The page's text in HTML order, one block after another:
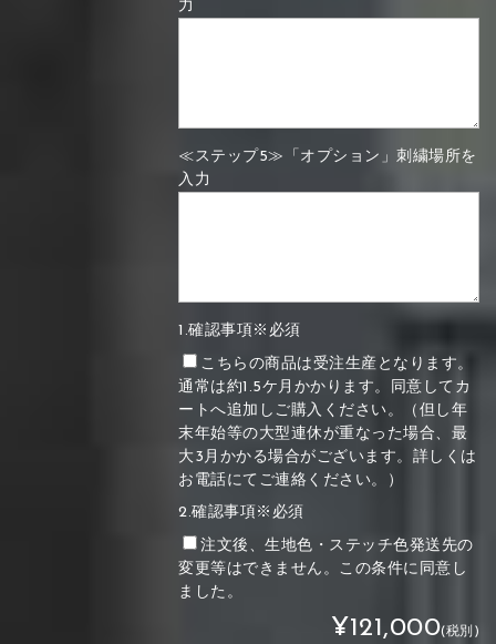
力
≪ステップ5≫「オプション」刺繍場所を
入力
1.確認事項※必須
こちらの商品は受注生産となります。
通常は約1.5ケ月かかります。同意してカ
ートへ追加しご購入ください。（但し年
末年始等の大型連休が重なった場合、最
大3月かかる場合がございます。詳しくは
お電話にてご連絡ください。）
2.確認事項※必須
注文後、生地色・ステッチ色発送先の
変更等はできません。この条件に同意し
ました。
¥121,000(税別)